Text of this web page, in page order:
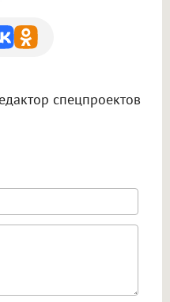
спецпроектов